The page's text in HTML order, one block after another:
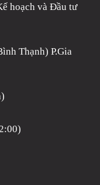
hoạch và Đầu tư
Thạnh) P.Gia